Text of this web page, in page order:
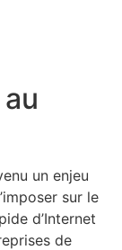
un enjeu
sur le
d’Internet
de